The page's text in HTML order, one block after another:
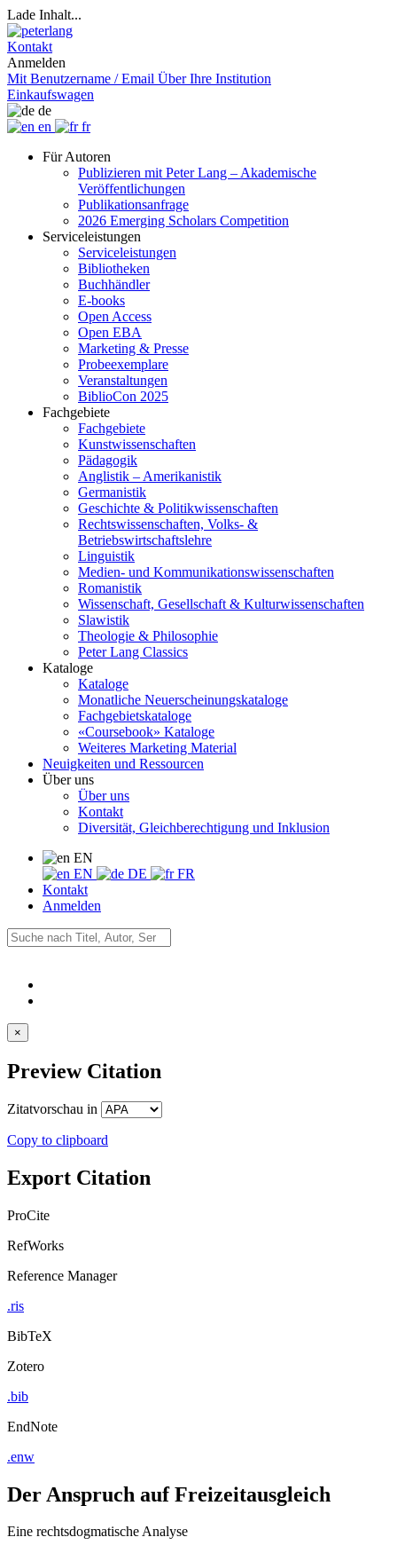
Lade Inhalt...
Kontakt
Anmelden
Mit Benutzername / Email Über Ihre Institution
Einkaufswagen
de
en
fr
Für Autoren
Publizieren mit Peter Lang – Akademische
Veröffentlichungen
Publikationsanfrage
2026 Emerging Scholars Competition
Serviceleistungen
Serviceleistungen
Bibliotheken
Buchhändler
E-books
Open Access
Open EBA
Marketing & Presse
Probeexemplare
Veranstaltungen
BiblioCon 2025
Fachgebiete
Fachgebiete
Kunstwissenschaften
Pädagogik
Anglistik – Amerikanistik
Germanistik
Geschichte & Politikwissenschaften
Rechtswissenschaften, Volks- &
Betriebswirtschaftslehre
Linguistik
Medien- und Kommunikationswissenschaften
Romanistik
Wissenschaft, Gesellschaft & Kulturwissenschaften
Slawistik
Theologie & Philosophie
Peter Lang Classics
Kataloge
Kataloge
Monatliche Neuerscheinungskataloge
Fachgebietskataloge
«Coursebook» Kataloge
Weiteres Marketing Material
Neuigkeiten und Ressourcen
Über uns
Über uns
Kontakt
Diversität, Gleichberechtigung und Inklusion
EN
EN
DE
FR
Kontakt
Anmelden
×
Preview Citation
Zitatvorschau in
Copy to clipboard
Export Citation
ProCite
RefWorks
Reference Manager
.ris
BibTeX
Zotero
.bib
EndNote
.enw
Der Anspruch auf Freizeitausgleich
Eine rechtsdogmatische Analyse